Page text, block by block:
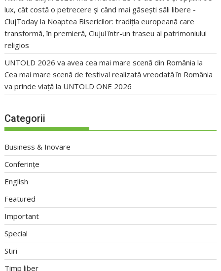
lux, cât costă o petrecere și când mai găsești săli libere -
ClujToday la Noaptea Bisericilor: tradiția europeană care
transformă, în premieră, Clujul într-un traseu al patrimoniului
religios
UNTOLD 2026 va avea cea mai mare scenă din România la
Cea mai mare scenă de festival realizată vreodată în România
va prinde viață la UNTOLD ONE 2026
Categorii
Business & Inovare
Conferințe
English
Featured
Important
Special
Stiri
Timp liber